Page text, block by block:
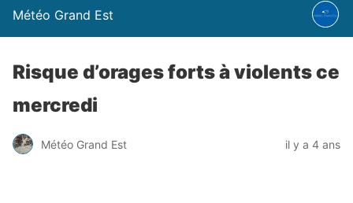
Météo Grand Est
Risque d’orages forts à violents ce
mercredi
Météo Grand Est il y a 4 ans